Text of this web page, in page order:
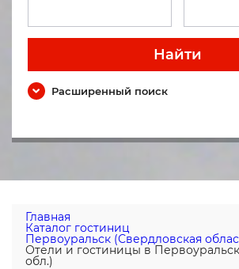
Найти
Расширенный поиск
Главная
Каталог гостиниц
Первоуральск (Свердловская
Отели и гостиницы в
обл.)